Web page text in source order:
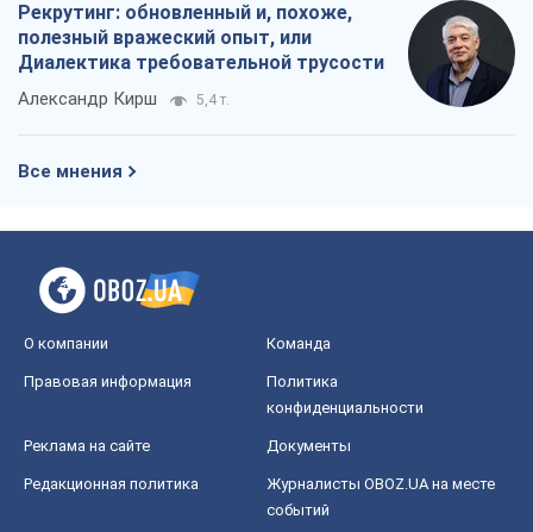
Рекрутинг: обновленный и, похоже,
полезный вражеский опыт, или
Диалектика требовательной трусости
Александр Кирш 5,4 т.
Все мнения
О компании Команда
Правовая информация
Политика
конфиденциальности
Реклама на сайте Документы
Редакционная политика
Журналисты OBOZ.UA на месте
событий